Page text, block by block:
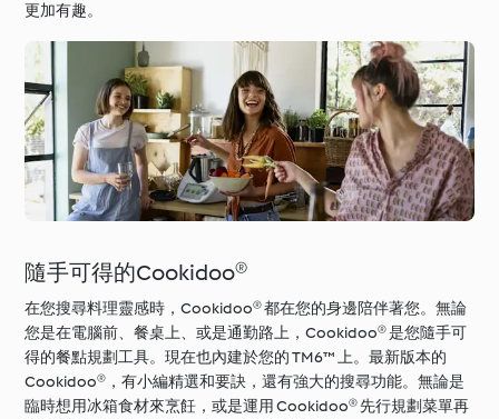
更加有趣。
隨手可得的Cookidoo®
在您搜尋料理靈感時，Cookidoo® 都在您的身邊陪伴著您。無論
您是在電腦前、餐桌上、或是通勤路上，Cookidoo® 是您隨手可
得的餐點規劃工具。現在也內建於您的 TM6™ 上。最新版本的
Cookidoo®，有小編精選和要訣，還有強大的搜尋功能。無論是
臨時想用冰箱食材來烹飪，或是運用 Cookidoo® 先行規劃菜單再